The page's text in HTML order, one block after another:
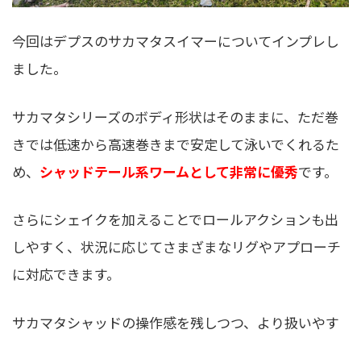
今回はデプスのサカマタスイマーについてインプレし
ました。
サカマタシリーズのボディ形状はそのままに、ただ巻
きでは低速から高速巻きまで安定して泳いでくれるた
め、 シャッドテール系ワームとして非常に優秀です。
さらにシェイクを加えることでロールアクションも出
しやすく、状況に応じてさまざまなリグやアプローチ
に対応できます。
サカマタシャッドの操作感を残しつつ、より扱いやす